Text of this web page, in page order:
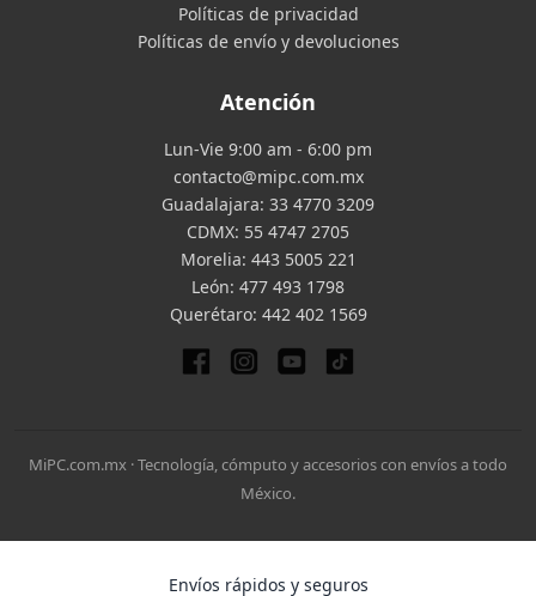
Políticas de privacidad
Políticas de envío y devoluciones
Atención
Lun-Vie 9:00 am - 6:00 pm
contacto@mipc.com.mx
Guadalajara: 33 4770 3209
CDMX: 55 4747 2705
Morelia: 443 5005 221
León: 477 493 1798
Querétaro: 442 402 1569
MiPC.com.mx · Tecnología, cómputo y accesorios con envíos a todo
México.
Envíos rápidos y seguros